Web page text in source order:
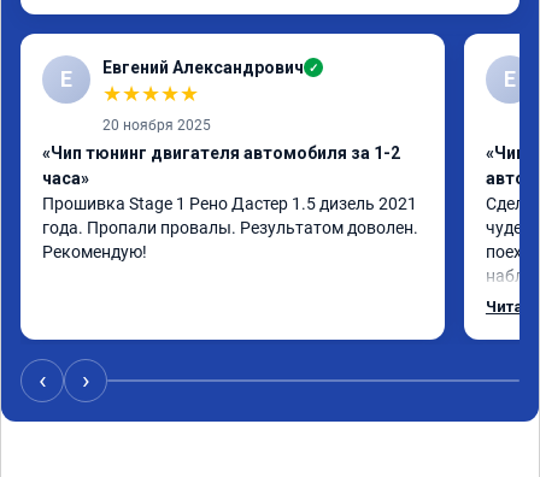
Е Евгений Александрович ✓
★★★★★
20 ноября 2025
«Чип тюнинг двигателя автомобиля за 1-2
часа»
Прошивка Stage 1 Рено Дастер 1.5 дизель 2021
года. Пропали провалы. Результатом доволен.
Рекомендую!
Е
«Чип
‹ ›